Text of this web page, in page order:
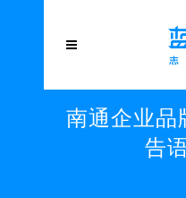
南通企业品
告